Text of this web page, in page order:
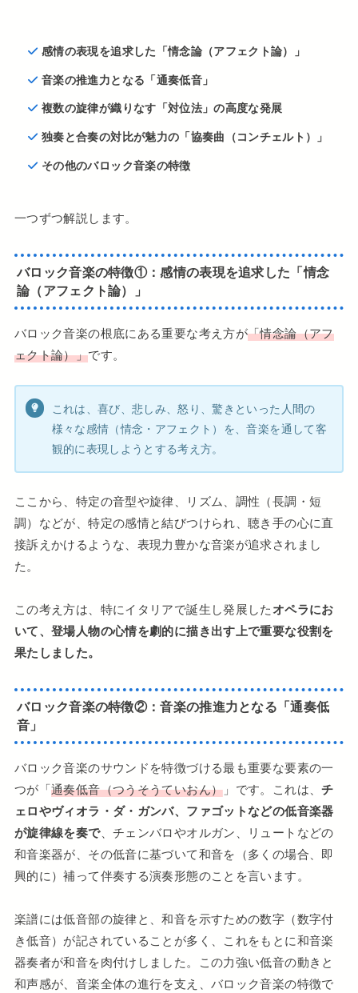
感情の表現を追求した「情念論（アフェクト論）」
音楽の推進力となる「通奏低音」
複数の旋律が織りなす「対位法」の高度な発展
独奏と合奏の対比が魅力の「協奏曲（コンチェルト）」
その他のバロック音楽の特徴
一つずつ解説します。
バロック音楽の特徴①：感情の表現を追求した「情念
論（アフェクト論）」
バロック音楽の根底にある重要な考え方が「情念論（アフ
ェクト論）」です。
これは、喜び、悲しみ、怒り、驚きといった人間の
様々な感情（情念・アフェクト）を、音楽を通して客
観的に表現しようとする考え方。
ここから、特定の音型や旋律、リズム、調性（長調・短
調）などが、特定の感情と結びつけられ、聴き手の心に直
接訴えかけるような、表現力豊かな音楽が追求されまし
た。
この考え方は、特にイタリアで誕生し発展したオペラにお
いて、登場人物の心情を劇的に描き出す上で重要な役割を
果たしました。
バロック音楽の特徴②：音楽の推進力となる「通奏低
音」
バロック音楽のサウンドを特徴づける最も重要な要素の一
つが「通奏低音（つうそうていおん） 」です。これは、チ
ェロやヴィオラ・ダ・ガンバ、ファゴットなどの低音楽器
が旋律線を奏で、チェンバロやオルガン、リュートなどの
和音楽器が、その低音に基づいて和音を（多くの場合、即
興的に）補って伴奏する演奏形態のことを言います。
楽譜には低音部の旋律と、和音を示すための数字（数字付
き低音）が記されていることが多く、これをもとに和音楽
器奏者が和音を肉付けしました。この力強い低音の動きと
和声感が、音楽全体の進行を支え、バロック音楽の特徴で